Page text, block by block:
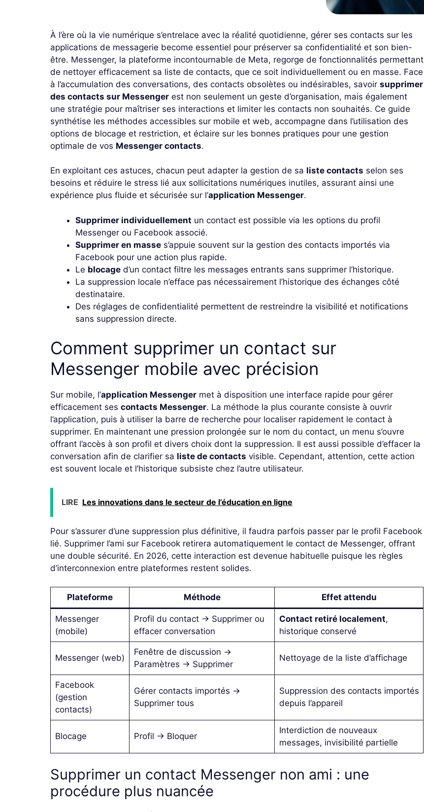
À l’ère où la vie numérique s’entrelace avec la réalité quotidienne, gérer ses contacts sur les
applications de messagerie become essentiel pour préserver sa confidentialité et son bien-
être. Messenger, la plateforme incontournable de Meta, regorge de fonctionnalités permettant
de nettoyer efficacement sa liste de contacts, que ce soit individuellement ou en masse. Face
à l’accumulation des conversations, des contacts obsolètes ou indésirables, savoir supprimer
des contacts sur Messenger est non seulement un geste d’organisation, mais également
une stratégie pour maîtriser ses interactions et limiter les contacts non souhaités. Ce guide
synthétise les méthodes accessibles sur mobile et web, accompagne dans l’utilisation des
options de blocage et restriction, et éclaire sur les bonnes pratiques pour une gestion
optimale de vos Messenger contacts.
En exploitant ces astuces, chacun peut adapter la gestion de sa liste contacts selon ses
besoins et réduire le stress lié aux sollicitations numériques inutiles, assurant ainsi une
expérience plus fluide et sécurisée sur l’application Messenger.
Supprimer individuellement un contact est possible via les options du profil
Messenger ou Facebook associé.
Supprimer en masse s’appuie souvent sur la gestion des contacts importés via
Facebook pour une action plus rapide.
Le blocage d’un contact filtre les messages entrants sans supprimer l’historique.
La suppression locale n’efface pas nécessairement l’historique des échanges côté
destinataire.
Des réglages de confidentialité permettent de restreindre la visibilité et notifications
sans suppression directe.
Comment supprimer un contact sur
Messenger mobile avec précision
Sur mobile, l’application Messenger met à disposition une interface rapide pour gérer
efficacement ses contacts Messenger. La méthode la plus courante consiste à ouvrir
l’application, puis à utiliser la barre de recherche pour localiser rapidement le contact à
supprimer. En maintenant une pression prolongée sur le nom du contact, un menu s’ouvre
offrant l’accès à son profil et divers choix dont la suppression. Il est aussi possible d’effacer la
conversation afin de clarifier sa liste de contacts visible. Cependant, attention, cette action
est souvent locale et l’historique subsiste chez l’autre utilisateur.
LIRE Les innovations dans le secteur de l’éducation en ligne
Pour s’assurer d’une suppression plus définitive, il faudra parfois passer par le profil Facebook
lié. Supprimer l’ami sur Facebook retirera automatiquement le contact de Messenger, offrant
une double sécurité. En 2026, cette interaction est devenue habituelle puisque les règles
d’interconnexion entre plateformes restent solides.
Plateforme Méthode Effet attendu
Messenger
(mobile)
Profil du contact → Supprimer ou
effacer conversation
Contact retiré localement,
historique conservé
Messenger (web)
Fenêtre de discussion →
Paramètres → Supprimer
Nettoyage de la liste d’affichage
Facebook
(gestion
contacts)
Gérer contacts importés →
Supprimer tous
Suppression des contacts importés
depuis l’appareil
Blocage Profil → Bloquer
Interdiction de nouveaux
messages, invisibilité partielle
Supprimer un contact Messenger non ami : une
procédure plus nuancée